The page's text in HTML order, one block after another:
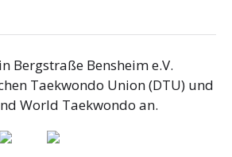
Bergstraße Bensheim e.V.
Taekwondo Union (DTU) und
World Taekwondo an.